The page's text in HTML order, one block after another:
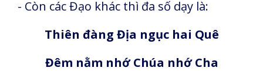
- Còn các Đạo khác thì đa số dạy là:
Thiên đàng Địa ngục hai Quê
Đêm nằm nhớ Chúa nhớ Cha